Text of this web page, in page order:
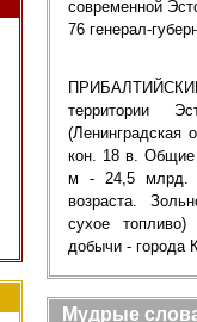
современной
76 генерал-
территории
кон. 18 в. Общие
м - 24,5 млрд.
возраста.
сухое
добычи - города
Мудрые